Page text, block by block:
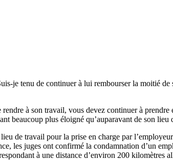
je tenu de continuer à lui rembourser la moitié
à son travail, vous devez continuer à
beaucoup plus éloigné qu’auparavant de son lieu
de travail pour la prise en charge par
les juges ont confirmé la condamnation d’un
à une distance d’environ 200 kilomètres